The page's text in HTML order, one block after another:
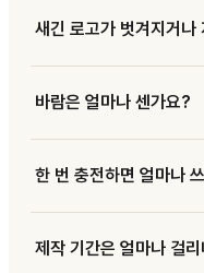
새긴 로고가 벗겨지거나
바람은 얼마나 센가요?
한 번 충전하면 얼마나
제작 기간은 얼마나 걸